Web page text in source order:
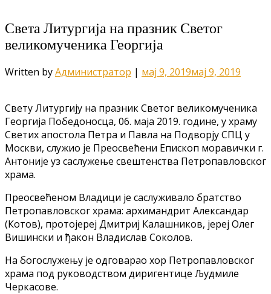
Света Литургија на празник Светог
великомученика Георгија
Written byАдминистратор | мај 9, 2019мај 9, 2019
Свету Литургију на празник Светог великомученика
Георгија Победоносца, 06. маја 2019. године, у храму
Светих апостола Петра и Павла на Подворју СПЦ у
Москви, служио је Преосвећени Епископ моравички г.
Антоније уз саслужење свештенства Петропавловског
храма.
Преосвећеном Владици је саслуживало братство
Петропавловског храма: архимандрит Александар
(Котов), протојереј Дмитриј Калашников, јереј Олег
Вишински и ђакон Владислав Соколов.
На богослужењу је одговарао хор Петропавловског
храма под руководством диригентице Људмиле
Черкасове.